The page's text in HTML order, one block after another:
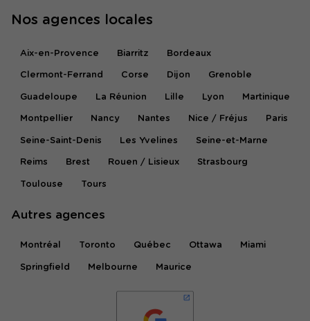
Nos agences locales
Aix-en-Provence Biarritz Bordeaux
Clermont-Ferrand Corse Dijon Grenoble
Guadeloupe La Réunion Lille Lyon Martinique
Montpellier Nancy Nantes Nice / Fréjus Paris
Seine-Saint-Denis Les Yvelines Seine-et-Marne
Reims Brest Rouen / Lisieux Strasbourg
Toulouse Tours
Autres agences
Montréal Toronto Québec Ottawa Miami
Springfield Melbourne Maurice